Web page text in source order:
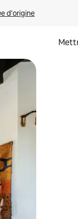
d'origine
glisser.